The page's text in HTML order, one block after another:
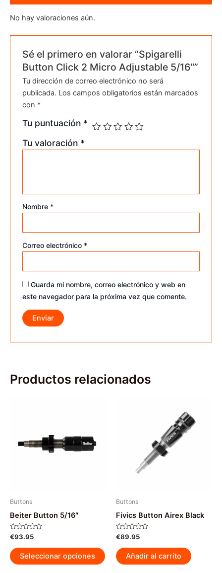
No hay valoraciones aún.
Sé el primero en valorar “Spigarelli
Button Click 2 Micro Adjustable 5/16″”
Tu dirección de correo electrónico no será
publicada. Los campos obligatorios están marcados
con *
Tu puntuación *
Tu valoración *
Nombre *
Correo electrónico *
Guarda mi nombre, correo electrónico y web en
este navegador para la próxima vez que comente.
Productos relacionados
Buttons
Beiter Button 5/16″
Valorado
con
de
5
€93.95
Seleccionar opciones
Este
producto
Buttons
Fivics Button Airex Black
Valorado
con
de
5
€89.95
Añadir al carrito